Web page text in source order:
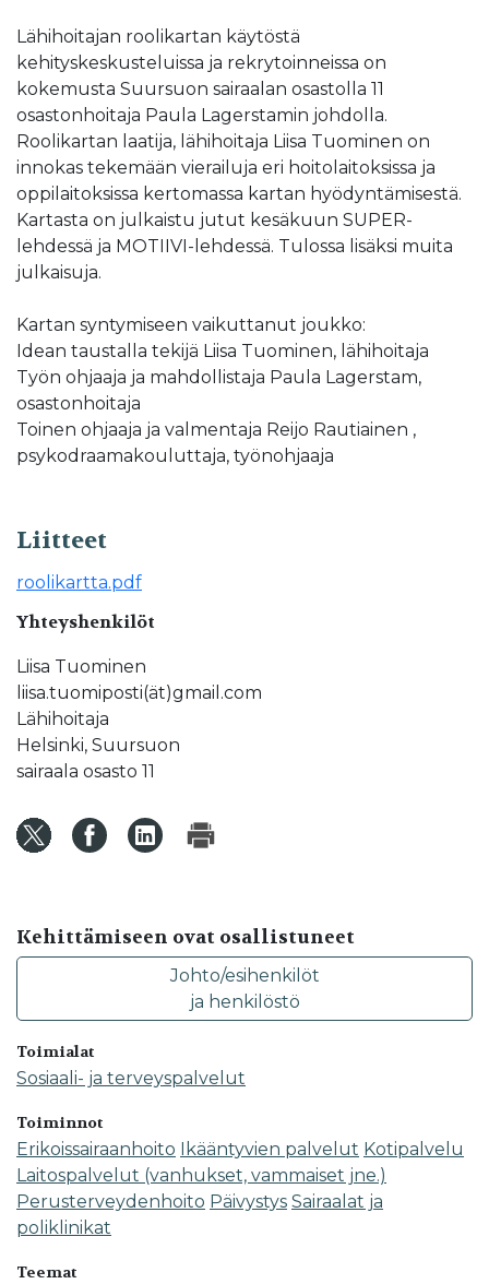
Lähihoitajan roolikartan käytöstä
kehityskeskusteluissa ja rekrytoinneissa on
kokemusta Suursuon sairaalan osastolla 11
osastonhoitaja Paula Lagerstamin johdolla.
Roolikartan laatija, lähihoitaja Liisa Tuominen on
innokas tekemään vierailuja eri hoitolaitoksissa ja
oppilaitoksissa kertomassa kartan hyödyntämisestä.
Kartasta on julkaistu jutut kesäkuun SUPER-
lehdessä ja MOTIIVI-lehdessä. Tulossa lisäksi muita
julkaisuja.
Kartan syntymiseen vaikuttanut joukko:
Idean taustalla tekijä Liisa Tuominen, lähihoitaja
Työn ohjaaja ja mahdollistaja Paula Lagerstam,
osastonhoitaja
Toinen ohjaaja ja valmentaja Reijo Rautiainen ,
psykodraamakouluttaja, työnohjaaja
Liitteet
roolikartta.pdf
Yhteyshenkilöt
Liisa Tuominen
liisa.tuomiposti(ät)gmail.com
Lähihoitaja
Helsinki, Suursuon
sairaala osasto 11
Kehittämiseen ovat osallistuneet
Johto/esihenkilöt
ja henkilöstö
Toimialat
Sosiaali- ja terveyspalvelut
Toiminnot
Erikoissairaanhoito Ikääntyvien palvelut Kotipalvelu
Laitospalvelut (vanhukset, vammaiset jne.)
Perusterveydenhoito Päivystys Sairaalat ja
poliklinikat
Teemat